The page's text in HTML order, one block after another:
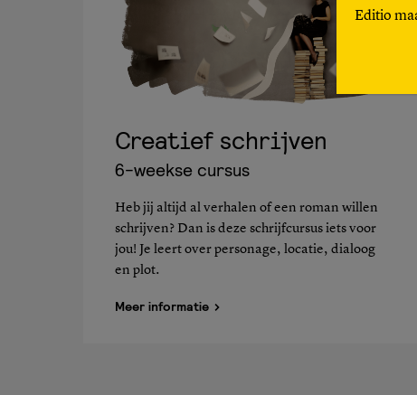
Editio
Creatief schrijven
6-weekse cursus
Heb jij altijd al verhalen of een roman willen
schrijven? Dan is deze schrijfcursus iets voor
jou! Je leert over personage, locatie, dialoog
en plot.
Meer informatie